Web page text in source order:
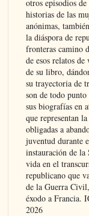
otros episodios
historias de las
anónimas,
la diáspora de
fronteras camino
de esos relatos
de su libro,
su trayectoria de
son de todo punto
sus biografías en
que representan
obligadas a
juventud durante
instauración de la
vida en el
republicano que
de la Guerra
éxodo a
2026